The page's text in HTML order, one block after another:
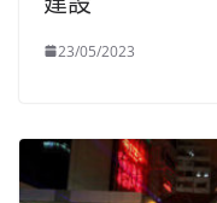
23/05/2023